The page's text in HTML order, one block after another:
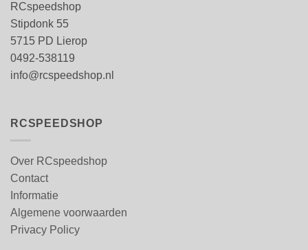
RCspeedshop
Stipdonk 55
5715 PD Lierop
0492-538119
info@rcspeedshop.nl
RCSPEEDSHOP
Over RCspeedshop
Contact
Informatie
Algemene voorwaarden
Privacy Policy